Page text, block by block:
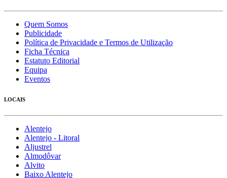
Quem Somos
Publicidade
Política de Privacidade e Termos de Utilização
Ficha Técnica
Estatuto Editorial
Equipa
Eventos
LOCAIS
Alentejo
Alentejo - Litoral
Aljustrel
Almodôvar
Alvito
Baixo Alentejo